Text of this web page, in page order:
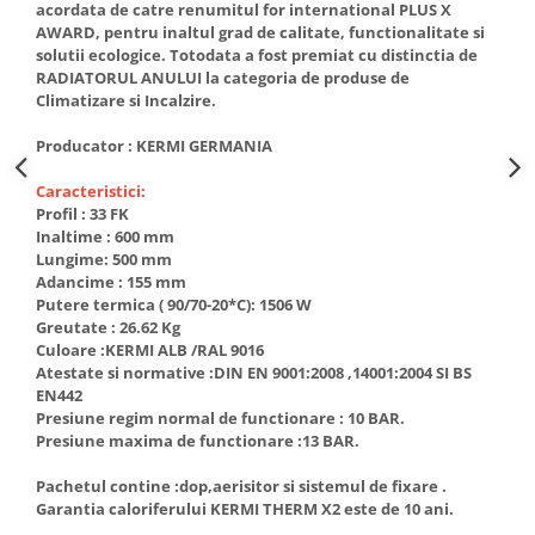
btu
Aparate de Aer conditionat 12000
btu
Aparate de Aer conditionat 18000
Aparate de Aer conditionat 24000
btu
Aparate de Aer conditionat 27000
btu
Panouri solare
Panouri solare presurizate si
nepresurizate
Accesorii Panouri solare
Pompe de circulaţie pentru
instalaţiile termice solare
Vase de expansiune
Incazire in Pardoseala
acordata de catre renumitul for international PLUS X
AWARD, pentru inaltul grad de calitate, functionalitate si
solutii ecologice. Totodata a fost premiat cu distinctia de
RADIATORUL ANULUI la categoria de produse de
Climatizare si Incalzire.
Producator : KERMI GERMANIA
Caracteristici:
Profil : 33 FK
Inaltime : 600 mm
Lungime: 500 mm
Adancime : 155 mm
Putere termica ( 90/70-20*C): 1506 W
Greutate : 26.62 Kg
Culoare :KERMI ALB /RAL 9016
Atestate si normative :DIN EN 9001:2008 ,14001:2004 SI BS
EN442
Presiune regim normal de functionare : 10 BAR.
Presiune maxima de functionare :13 BAR.
Pachetul contine :dop,aerisitor si sistemul de fixare .
Garantia caloriferului KERMI THERM X2 este de 10 ani.